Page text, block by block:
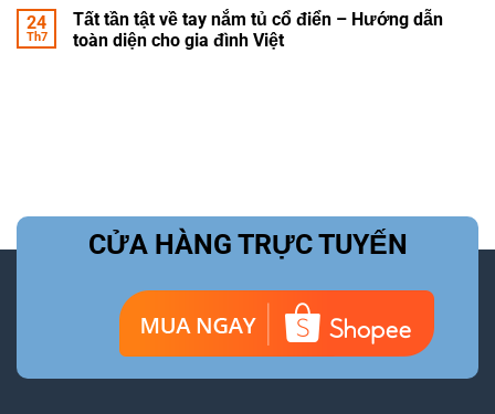
24
Th7
Tất tần tật về tay nắm tủ cổ điển – Hướng dẫn
toàn diện cho gia đình Việt
CỬA HÀNG TRỰC TUYẾN